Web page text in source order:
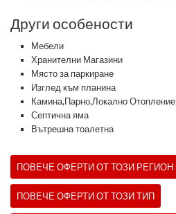
Други особености
Мебели
Хранителни Магазини
Място за паркиране
Изглед към планина
Камина,Парно,Локално Отопление
Септична яма
Вътрешна тоалетна
ПОВЕЧЕ ОФЕРТИ ОТ ТОЗИ РЕГИОН
ПОВЕЧЕ ОФЕРТИ ОТ ТОЗИ ТИП